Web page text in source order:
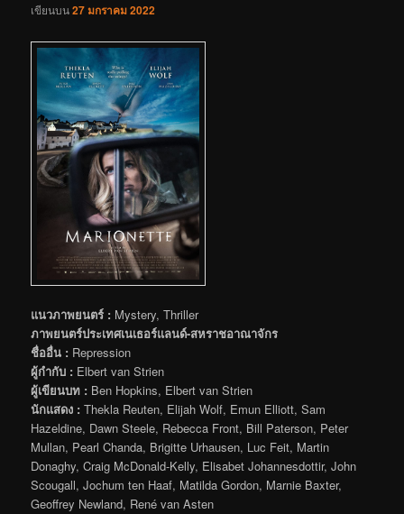
เขียนบน27 มกราคม 2022
แนวภาพยนตร์ : Mystery, Thriller
ภาพยนตร์ประเทศเนเธอร์แลนด์-สหราชอาณาจักร
ชื่ออื่น : Repression
ผู้กำกับ : Elbert van Strien
ผู้เขียนบท : Ben Hopkins, Elbert van Strien
นักแสดง : Thekla Reuten, Elijah Wolf, Emun Elliott, Sam
Hazeldine, Dawn Steele, Rebecca Front, Bill Paterson, Peter
Mullan, Pearl Chanda, Brigitte Urhausen, Luc Feit, Martin
Donaghy, Craig McDonald-Kelly, Elisabet Johannesdottir, John
Scougall, Jochum ten Haaf, Matilda Gordon, Marnie Baxter,
Geoffrey Newland, René van Asten